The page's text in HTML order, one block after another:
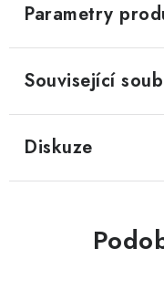
Parametry
Související
Diskuze